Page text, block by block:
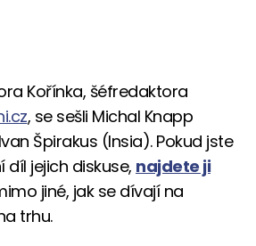
Kořínka, šéfredaktora
, se sešli Michal Knapp
Špirakus (Insia). Pokud jste
díl jejich diskuse, najdete ji
jiné, jak se dívají na
trhu.